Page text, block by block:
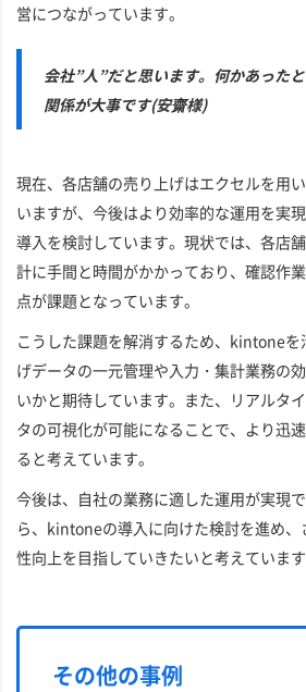
営につながっています。
会社”人”だと思います。何かあった
関係が大事です(安齋様)
現在、各店舗の売り上げはエクセルを用
いますが、今後はより効率的な運用を実
導入を検討しています。現状では、各店
計に手間と時間がかかっており、確認作
点が課題となっています。
こうした課題を解消するため、kintoneを
げデータの一元管理や入力・集計業務の
いかと期待しています。また、リアルタ
タの可視化が可能になることで、より迅
ると考えています。
今後は、自社の業務に適した運用が実現
ら、kintoneの導入に向けた検討を進め
性向上を目指していきたいと考えています
その他の事例